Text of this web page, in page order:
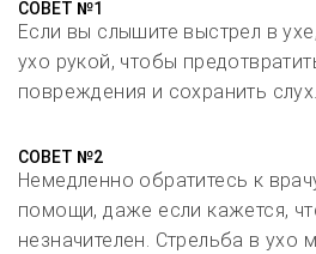
СОВЕТ №1
Если вы слышите выстрел в
ухо рукой, чтобы
повреждения и сохранить слух.
СОВЕТ №2
Немедленно обратитесь к
помощи, даже если кажется,
незначителен. Стрельба в ухо